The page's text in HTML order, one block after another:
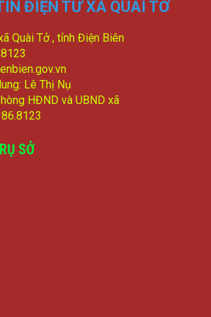
tải:1007
ĐIỆN TỬ XÃ QUÀI TỞ
Quài Tở , tỉnh Điện Biên
Lê Thị Nụ
HĐND và UBND xã
SỞ